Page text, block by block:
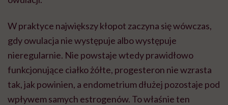
W praktyce największy kłopot zaczyna się wówczas,
gdy owulacja nie występuje albo występuje
nieregularnie. Nie powstaje wtedy prawidłowo
funkcjonujące ciałko żółte, progesteron nie wzrasta
tak, jak powinien, a endometrium dłużej pozostaje pod
wpływem samych estrogenów. To właśnie ten